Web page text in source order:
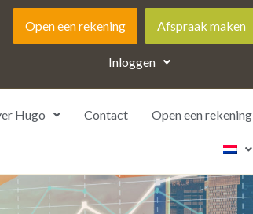
Open een rekening Afspraak maken
Inloggen
Hugo Contact Open een rekening